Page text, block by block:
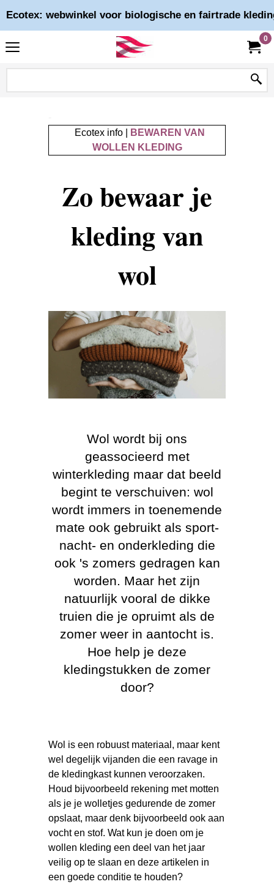
Ecotex: webwinkel voor biologische en fairtrade
0
Ecotex info |
BEWAREN VAN
WOLLEN KLEDING
Zo bewaar je
kleding van
wol
Wol wordt bij ons
geassocieerd met
winterkleding maar dat beeld
begint te verschuiven: wol
wordt immers in toenemende
mate ook gebruikt als sport-
nacht- en onderkleding die
ook 's zomers gedragen kan
worden. Maar het zijn
natuurlijk vooral de dikke
truien die je opruimt als de
zomer weer in aantocht is.
Hoe help je deze
kledingstukken de zomer
door?
Wol is een robuust materiaal, maar kent
wel degelijk vijanden die een ravage in
de kledingkast kunnen veroorzaken.
Houd bijvoorbeeld rekening met motten
als je je wolletjes gedurende de zomer
opslaat, maar denk bijvoorbeeld ook aan
vocht en stof. Wat kun je doen om je
wollen kleding een deel van het jaar
veilig op te slaan en deze artikelen in
een goede conditie te houden?